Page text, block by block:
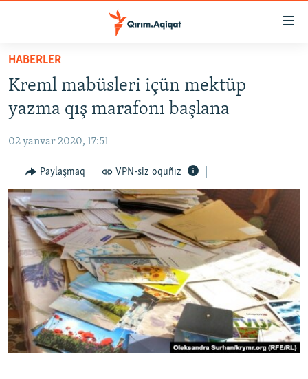
Esas
qaytmaq
Baş
navigatsiyağa
qaytmaq
qaytmaq
HABERLER
İQTİSADİYAT
CEMİYET
MEDENİYET
İNSAN AQLARI
VİDEO
SÜRET
BLOGLAR
FİKİR
Русский
Українською
HABERLER
Kreml mabüsleri içün mektüp
yazma qış marafonı başlana
02 yanvar 2020, 17:51
Paylaşmaq VPN-siz oquñız